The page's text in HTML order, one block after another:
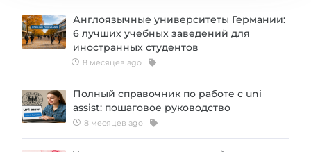
Англоязычные университеты Германии:
6 лучших учебных заведений для
иностранных студентов
8 месяцев ago
Полный справочник по работе с uni
assist: пошаговое руководство
8 месяцев ago